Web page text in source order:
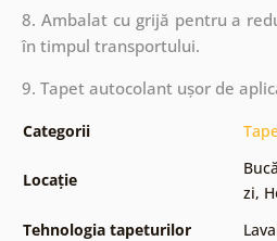
8. Ambalat cu grijă pentru a
în timpul transportului.
9. Tapet autocolant ușor de
Categorii
Locație
zi,
Tehnologia tapeturilor